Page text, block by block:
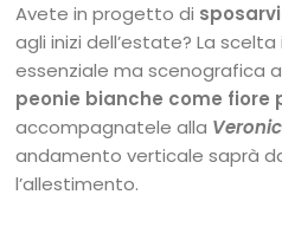
Avete in progetto di
agli inizi dell’estate? La
essenziale ma scenografica
peonie bianche come fiore
accompagnatele alla
andamento verticale saprà
l’allestimento.